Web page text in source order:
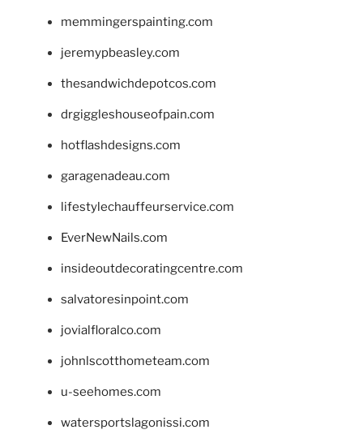
memmingerspainting.com
jeremypbeasley.com
thesandwichdepotcos.com
drgiggleshouseofpain.com
hotflashdesigns.com
garagenadeau.com
lifestylechauffeurservice.com
EverNewNails.com
insideoutdecoratingcentre.com
salvatoresinpoint.com
jovialfloralco.com
johnlscotthometeam.com
u-seehomes.com
watersportslagonissi.com